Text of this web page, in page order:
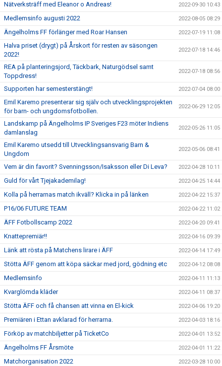
Nätverksträff med Eleanor o Andreas! 2022-09-30 10:43
Medlemsinfo augusti 2022 2022-08-05 08:29
Ängelholms FF förlänger med Roar Hansen 2022-07-19 11:08
Halva priset (drygt) på Årskort för resten av säsongen
2022!
2022-07-18 14:46
REA på planteringsjord, Täckbark, Naturgödsel samt
Toppdress!
2022-07-18 08:56
Supporten har semesterstängt! 2022-07-04 08:00
Emil Karemo presenterar sig själv och utvecklingsprojekten
för barn- och ungdomsfotbollen.
2022-06-29 12:05
Landskamp på Ängelholms IP Sveriges F23 möter Indiens
damlanslag
2022-05-26 11:05
Emil Karemo utsedd till Utvecklingsansvarig Barn &
Ungdom
2022-05-06 08:41
Vem är din favorit? Svenningsson/Isaksson eller Di Leva? 2022-04-28 10:11
Guld för vårt Tjejakademilag! 2022-04-25 14:44
Kolla på herrarnas match ikväll? Klicka in på länken 2022-04-22 15:37
P16/06 FUTURE TEAM 2022-04-22 11:02
ÄFF Fotbollscamp 2022 2022-04-20 09:41
Knattepremiär!! 2022-04-16 09:39
Länk att rösta på Matchens lirare i ÄFF 2022-04-14 17:49
Stötta ÄFF genom att köpa säckar med jord, gödning etc 2022-04-12 08:08
Medlemsinfo 2022-04-11 11:13
Kvarglömda kläder 2022-04-11 08:37
Stötta ÄFF och få chansen att vinna en El-kick 2022-04-06 19:20
Premiären i Ettan avklarad för herrarna. 2022-04-03 18:16
Förköp av matchbiljetter på TicketCo 2022-04-01 13:52
Ängelholms FF Årsmöte 2022-04-01 11:22
Matchorganisation 2022 2022-03-28 10:00